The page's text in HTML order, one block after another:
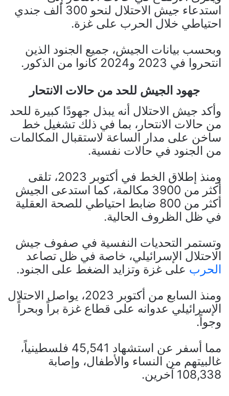
استدعاء جيش الاحتلال لنحو 300 ألف جندي
احتياطي خلال الحرب على غزة.
وبحسب بيانات الجيش، جميع الجنود الذين
انتحروا في 2023 و2024 كانوا من الذكور.
جهود الجيش للحد من حالات الانتحار
وأكد جيش الاحتلال أنه يبذل جهودًا كبيرة للحد
من حالات الانتحار، بما في ذلك تشغيل خط
ساخن على مدار الساعة لاستقبال المكالمات
من الجنود في حالات نفسية.
ومنذ إطلاق الخط في أكتوبر 2023، تلقى
أكثر من 3900 مكالمة، كما استدعى الجيش
أكثر من 800 ضابط احتياطي للصحة العقلية
في ظل الظروف الحالية.
وتستمر التحديات النفسية في صفوف جيش
الاحتلال الإسرائيلي، خاصة في ظل تصاعد
الحرب على غزة وتزايد الضغط على الجنود.
ومنذ السابع من أكتوبر 2023، يواصل الاحتلال
الإسرائيلي عدوانه على قطاع غزة براً وبحراً
وجواً.
مما أسفر عن استشهاد 45,541 فلسطينياً،
غالبيتهم من النساء والأطفال، وإصابة
108,338 آخرين.